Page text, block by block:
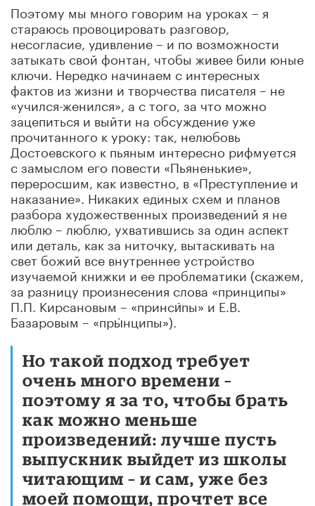
Поэтому мы много говорим на уроках – я
стараюсь провоцировать разговор,
несогласие, удивление – и по возможности
затыкать свой фонтан, чтобы живее били юные
ключи. Нередко начинаем с интересных
фактов из жизни и творчества писателя – не
«учился-женился», а с того, за что можно
зацепиться и выйти на обсуждение уже
прочитанного к уроку: так, нелюбовь
Достоевского к пьяным интересно рифмуется
с замыслом его повести «Пьяненькие»,
переросшим, как известно, в «Преступление и
наказание». Никаких единых схем и планов
разбора художественных произведений я не
люблю – люблю, ухватившись за один аспект
или деталь, как за ниточку, вытаскивать на
свет божий все внутреннее устройство
изучаемой книжки и ее проблематики (скажем,
за разницу произнесения слова «принципы»
П.П. Кирсановым – «принси́пы» и Е.В.
Базаровым – «пры́нципы»).
Но такой подход требует
очень много времени –
поэтому я за то, чтобы брать
как можно меньше
произведений: лучше пусть
выпускник выйдет из школы
читающим – и сам, уже без
моей помощи, прочтет все